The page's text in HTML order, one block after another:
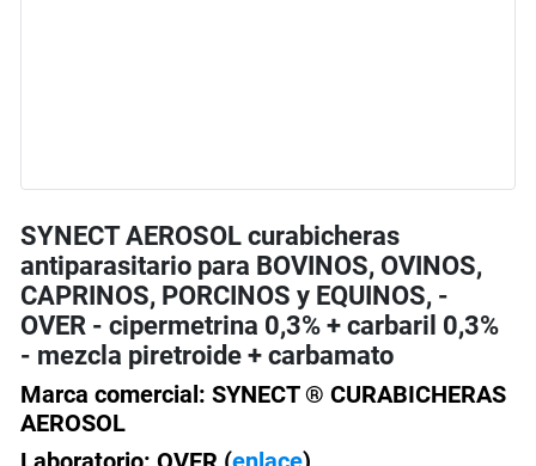
SYNECT AEROSOL curabicheras
antiparasitario para BOVINOS, OVINOS,
CAPRINOS, PORCINOS y EQUINOS, -
OVER - cipermetrina 0,3% + carbaril 0,3%
- mezcla piretroide + carbamato
Marca comercial: SYNECT ® CURABICHERAS
AEROSOL